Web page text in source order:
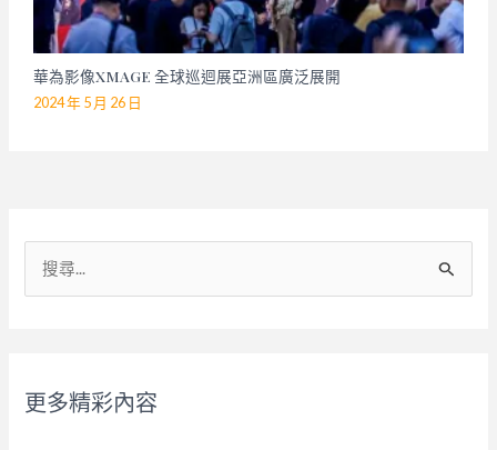
華為影像XMAGE 全球巡迴展亞洲區廣泛展開
2024 年 5 月 26 日
:
更多精彩內容